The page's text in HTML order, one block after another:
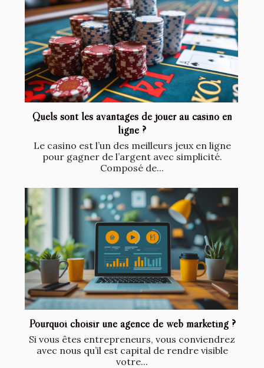
Quels sont les avantages de jouer au casino en
ligne ?
Le casino est l’un des meilleurs jeux en ligne
pour gagner de l’argent avec simplicité.
Composé de...
Pourquoi choisir une agence de web marketing ?
Si vous êtes entrepreneurs, vous conviendrez
avec nous qu’il est capital de rendre visible
votre...